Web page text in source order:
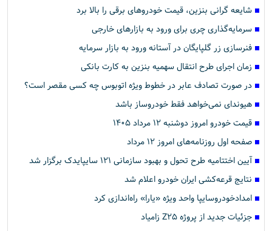
شایعه گرانی بنزین، قیمت خودروهای برقی را بالا برد
سرمایه‌گذاری چری برای ورود به بازارهای خارجی
فنرسازی زر گلپایگان در آستانه ورود به بازار سرمایه
زمان اجرای طرح انتقال سهمیه بنزین به کارت بانکی
در صورت تصادف عابر در خطوط ویژه اتوبوس چه کسی مقصر است؟
هیوندای نمی‌خواهد فقط خودروساز باشد
قیمت خودرو امروز دوشنبه ۱۲ مرداد ۱۴۰۵
صفحه اول روزنامه‌های امروز ۱۲ مرداد
آیین اختتامیه طرح تحول و بهبود سازمانی ۱۲۱ سایپایدک برگزار شد
نتایج قرعه‌کشی ایران خودرو اعلام شد
امدادخودروسایپا واحد ویژه «یارا» راه‌اندازی کرد
جزئیات جدید از پروژه Z۲۵ زامیاد